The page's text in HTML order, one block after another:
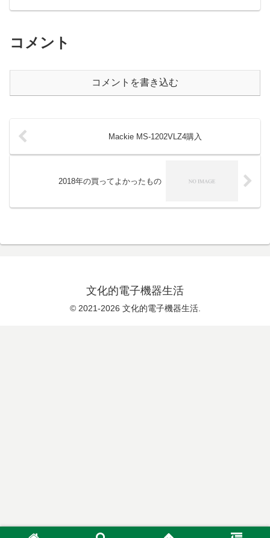
コメント
コメントを書き込む
Mackie MS-1202VLZ4購入
2018年の買ってよかったもの
文化的電子機器生活
© 2021-2026 文化的電子機器生活.